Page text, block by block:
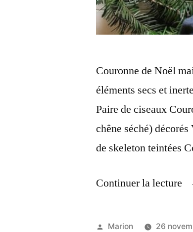
Couronne de Noël
éléments secs et
Paire de ciseaux
chêne séché)
de skeleton teintées
Continuer la lecture
Publié
Marion 26